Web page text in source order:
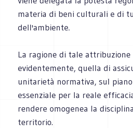
materia di beni culturali e di
dell'ambiente.
La ragione di tale attribuzione
evidentemente, quella di
unitarietà normativa, sul
essenziale per la reale
rendere omogenea la
territorio.